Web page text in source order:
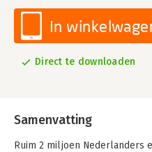
In
Direct te downloaden
Samenvatting
Ruim 2 miljoen Nederlanders